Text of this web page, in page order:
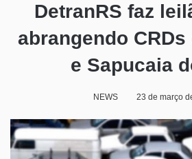
DetranRS faz
abrangendo CRDs
e Sapucaia
NEWS 23 de março